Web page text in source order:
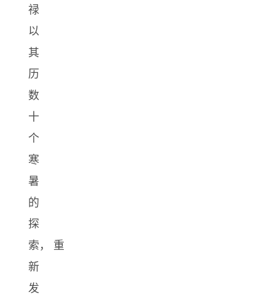
禄
以
其
历
数
十
个
寒
暑
的
探
索， 重
新
发